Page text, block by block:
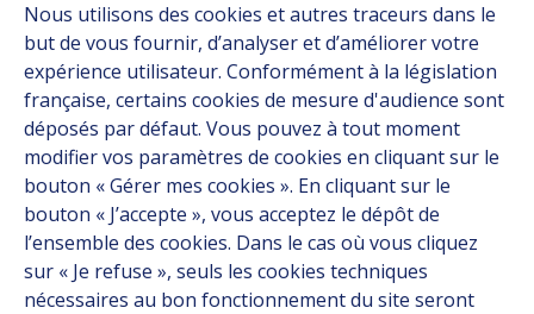
Groupe
Fournisseurs
Documentation
Contact
Follow us
LinkedIn
Nous utilisons des cookies et autres traceurs dans le
but de vous fournir, d’analyser et d’améliorer votre
expérience utilisateur. Conformément à la législation
française, certains cookies de mesure d'audience sont
déposés par défaut. Vous pouvez à tout moment
modifier vos paramètres de cookies en cliquant sur le
bouton « Gérer mes cookies ». En cliquant sur le
bouton « J’accepte », vous acceptez le dépôt de
l’ensemble des cookies. Dans le cas où vous cliquez
sur « Je refuse », seuls les cookies techniques
nécessaires au bon fonctionnement du site seront